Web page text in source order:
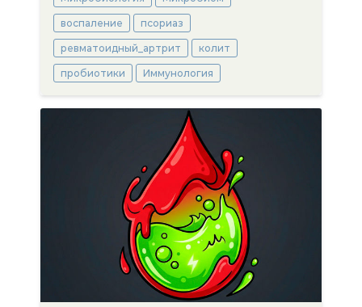
воспаление псориаз
ревматоидный_артрит колит
пробиотики Иммунология